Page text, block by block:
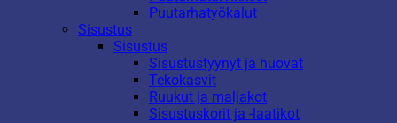
Puutarhatyökalut
Sisustus
Sisustus
Sisustustyynyt ja huovat
Tekokasvit
Ruukut ja maljakot
Sisustuskorit ja -laatikot